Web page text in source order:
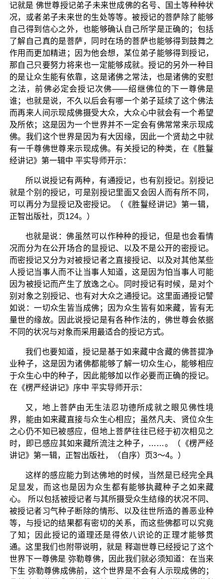
记就是 佛世尊授记弟子未来世成佛的名号、国土等种种状
况，或者弟子未来世的生处等等。被授记的菩萨除了能够
自己得到信心之外，也能够确认自己所学是正确的；包括
了解自己真的是菩萨，同时在场的菩萨也能够得到鼓舞之
作用而更加精进；因为他会想，某位弟子能够得到授记，
那自己只要努力将来也一定能够成就。授记的另外一种目
的是让众生能有依靠，这是诸佛之常法，也是诸佛的安慰
之法，前佛必定会授记次佛——绍继佛位的下一尊佛是
谁；也就是说，不久以后会有哪一个弟子延续了这个佛法
而再来人间示现成佛摄受大众，大众心中就会有一个希望
及所依；这是因为一个世界并不一定会有佛常常来示现成
佛。我们这个世界是因为有大因缘，因此一个贤劫之中就
有一千尊佛世尊来示现成佛。有关授记的种类，在《胜鬘
经讲记》第一辑中 平实导师开示：
所以说授记有两种，有通授记，也有别授记。别授记
就是个别的授记，可是别授记里面又会因人而有所不同，
可以再分为显授记及密授记。（《胜鬘经讲记》第一辑，
正智出版社，页124。）
也就是说：佛虽然可以作种种的授记，但是也会看情
况而分为在公开场合的显授记、以及不是公开的密授记。
而密授记又分为对被授记者之直接授记、以及对其他某些
人授记当事人而不让当事人知道，这是因为怕当事人可能
因为被授记而产生了放逸之心。同时授记有时候，是对个
别对象之别授记、也有对大众之通授记。这里面通授记譬
如说：一切众生皆当成佛；因为众生皆有如来藏，皆有无
量世的缘故。因此说授记是有各种作法的，佛世尊会依据
不同的状况与对象而采用最适合的授记方式。
我们也要知道，授记是基于如来藏中含藏的佛菩提净
业种子，这是因为诸佛都能够了解一切众生心，能够相应
于众生心中的种子，因此能够加以作必要而正确的授记。
在《楞严经讲记》序中 平实导师开示：
又，地上菩萨由无生法忍功德所成就之眼见佛性境
界，能由如来藏直接与众生心相应；虽然凡夫、贤位众生
之心仍不知已被感应，但地上菩萨往往已经于初次相见之
时，即已感应其如来藏所流注之种子，……。（《楞严经
讲记》第一辑，正智出版社，（自序）页3～4。）
这样的感应能力到达佛地的时候，当然是已经完全具
足显发，而这也是因为众生都有能够执藏种子之如来藏
心。 所以包括被授记者与其所摄受众生结缘的状况不同、
被授记者习气种子断除的情形、以及往世所造的善恶业种
等，与授记的结果都有密切的关系，而这些佛都可以究竟
了知；因此授记的道理还是得依八识论的正理才能够贯
通。这里我们也附带说明，就是 释迦世尊已经授记了这个
世界下一尊佛是 弥勒尊佛，因此我们就必须知道：在当来
下生 弥勒尊佛成佛前，这个世界是不会有人示现成佛的；